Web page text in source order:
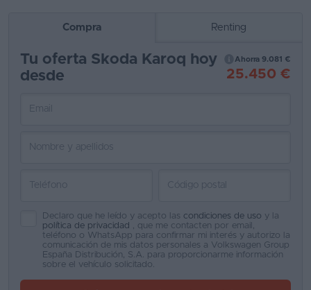
Comparador
Vender
Blog
Ventas
coches
Compra Renting
Tu oferta Skoda Karoq hoy
desde
Ahorra 9.081 €
25.450 €
Declaro que he leído y acepto las condiciones de uso y la
política de privacidad , que me contacten por email,
teléfono o WhatsApp para confirmar mi interés y autorizo la
comunicación de mis datos personales a Volkswagen Group
España Distribución, S.A. para proporcionarme información
sobre el vehículo solicitado.